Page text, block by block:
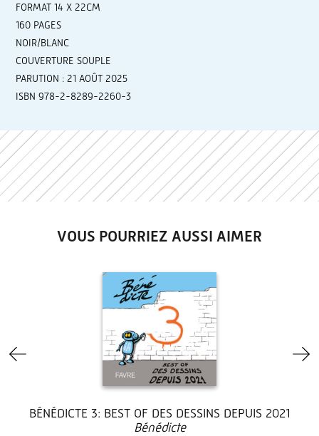
FORMAT 14 X 22CM
160 PAGES
NOIR/BLANC
COUVERTURE SOUPLE
PARUTION : 21 AOÛT 2025
ISBN 978-2-8289-2260-3
VOUS POURRIEZ AUSSI AIMER
BÉNÉDICTE 3: BEST OF DES DESSINS DEPUIS 2021
Bénédicte